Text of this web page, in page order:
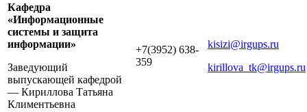
Кафедра
«Информационные
системы и защита
информации»
Заведующий
выпускающей кафедрой
— Кириллова Татьяна
Климентьевна
+7(3952) 638-
359
kisizi@irgups.ru
kirillova_tk@irgups.ru